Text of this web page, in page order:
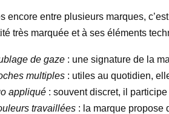
encore entre plusieurs marques,
très marquée et à ses éléments
de gaze : une signature de la
multiples : utiles au quotidien,
appliqué : souvent discret, il
travaillées : la marque propose